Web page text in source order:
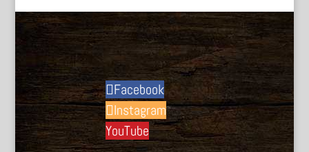
Facebook
Instagram
YouTube